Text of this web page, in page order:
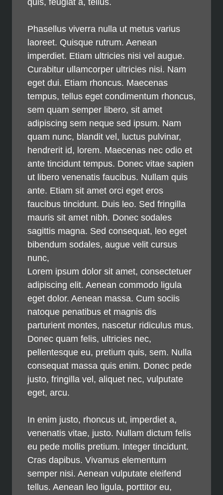
quis, feugiat a, tellus.
Phasellus viverra nulla ut metus varius
laoreet. Quisque rutrum. Aenean
imperdiet. Etiam ultricies nisi vel augue.
Curabitur ullamcorper ultricies nisi. Nam
eget dui. Etiam rhoncus. Maecenas
tempus, tellus eget condimentum rhoncus,
sem quam semper libero, sit amet
adipiscing sem neque sed ipsum. Nam
quam nunc, blandit vel, luctus pulvinar,
hendrerit id, lorem. Maecenas nec odio et
ante tincidunt tempus. Donec vitae sapien
ut libero venenatis faucibus. Nullam quis
ante. Etiam sit amet orci eget eros
faucibus tincidunt. Duis leo. Sed fringilla
mauris sit amet nibh. Donec sodales
sagittis magna. Sed consequat, leo eget
bibendum sodales, augue velit cursus
nunc,
Lorem ipsum dolor sit amet, consectetuer
adipiscing elit. Aenean commodo ligula
eget dolor. Aenean massa. Cum sociis
natoque penatibus et magnis dis
parturient montes, nascetur ridiculus mus.
Donec quam felis, ultricies nec,
pellentesque eu, pretium quis, sem. Nulla
consequat massa quis enim. Donec pede
justo, fringilla vel, aliquet nec, vulputate
eget, arcu.
In enim justo, rhoncus ut, imperdiet a,
venenatis vitae, justo. Nullam dictum felis
eu pede mollis pretium. Integer tincidunt.
Cras dapibus. Vivamus elementum
semper nisi. Aenean vulputate eleifend
tellus. Aenean leo ligula, porttitor eu,